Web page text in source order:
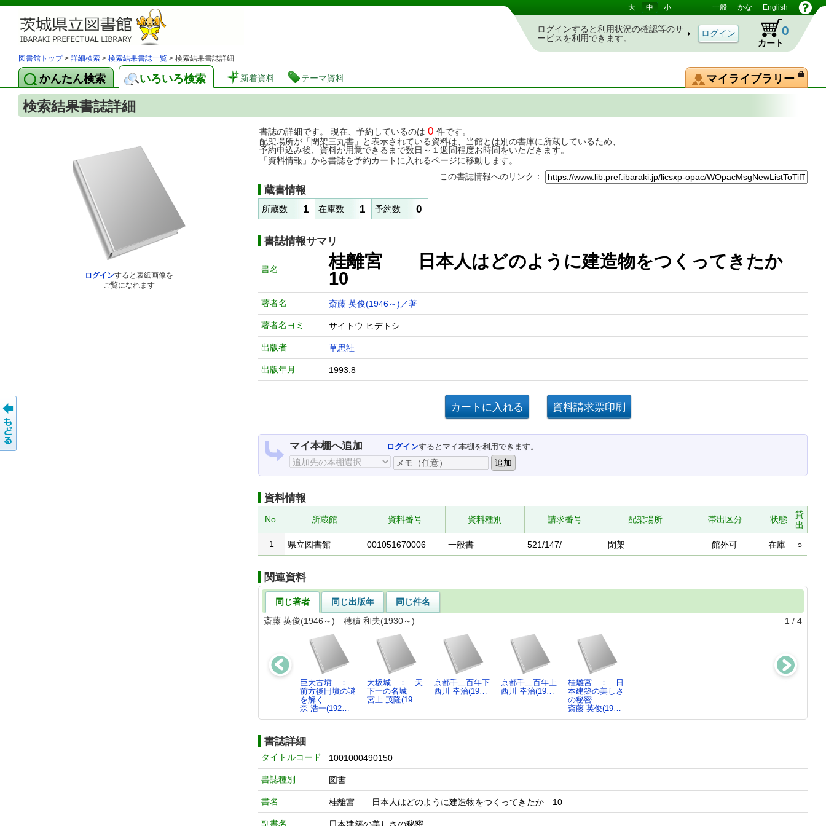
茨城県立図書館 蔵書検索・予約システム 大 中 小 一般 かな English
ログインすると利用状況の確認等のサ
ービスを利用できます。
カート
0
図書館トップ> 詳細検索 > 検索結果書誌一覧 > 検索結果書誌詳細
かんたん検索 いろいろ検索 新着資料 テーマ資料 マイライブラリー
検索結果書誌詳細
ログインすると表紙画像を
ご覧になれます
書誌の詳細です。 現在、予約しているのは 0 件です。
配架場所が「閉架三丸書」と表示されている資料は、当館とは別の書庫に所蔵しているため、
予約申込み後、資料が用意できるまで数日～１週間程度お時間をいただきます。
「資料情報」から書誌を予約カートに入れるページに移動します。
この書誌情報へのリンク：
蔵書情報
所蔵数 1 在庫数 1 予約数 0
書誌情報サマリ
書名
桂離宮 日本人はどのように建造物をつくってきたか
10
著者名 斎藤 英俊(1946～)／著
著者名ヨミ サイトウ ヒデトシ
出版者 草思社
出版年月 1993.8
マイ本棚へ追加 ログインするとマイ本棚を利用できます。
資料情報
No. 所蔵館 資料番号 資料種別 請求番号 配架場所 帯出区分 状態
貸
出
1
県立図書館 001051670006 一般書 521/147/ 閉架 館外可 在庫 ○
関連資料
同じ著者 同じ出版年
同じ件名
斎藤 英俊(1946～) 穂積 和夫(1930～)
1 / 4
巨大古墳 ：
前方後円墳の謎
を解く
森 浩一(192…
大坂城 ： 天
下一の名城
宮上 茂隆(19…
京都千二百年下
西川 幸治(19…
京都千二百年上
西川 幸治(19…
桂離宮 ： 日
本建築の美しさ
の秘密
斎藤 英俊(19…
書誌詳細
タイトルコード 1001000490150
書誌種別 図書
書名 桂離宮 日本人はどのように建造物をつくってきたか 10
副書名